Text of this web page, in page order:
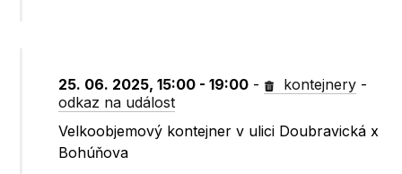
25. 06. 2025, 15:00 - 19:00 - kontejnery -
odkaz na událost
Velkoobjemový kontejner v ulici Doubravická x
Bohúňova